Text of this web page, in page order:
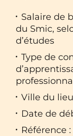
Salaire de
du Smic,
d’études
Type de
Ville du
Date de
Référence